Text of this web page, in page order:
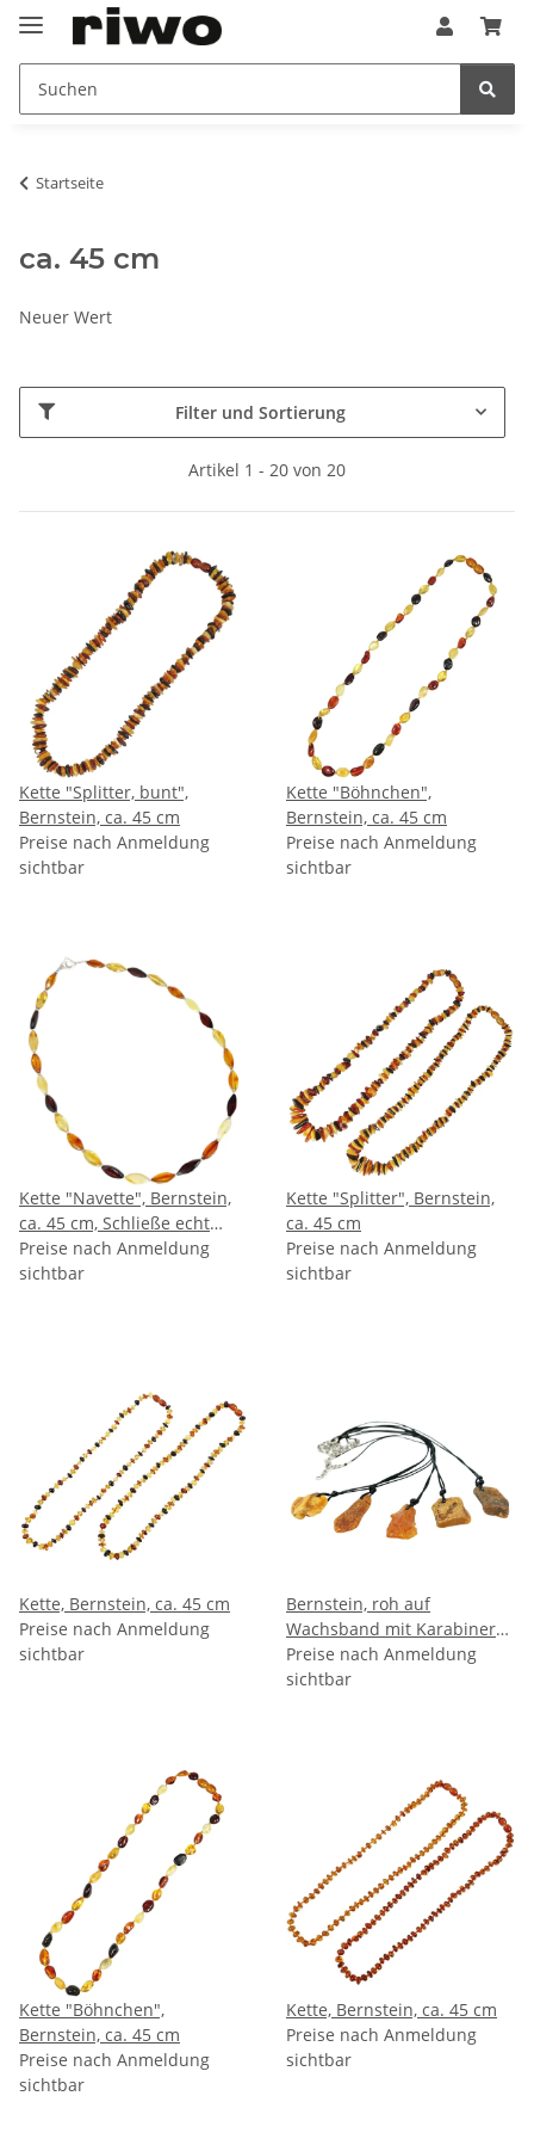
Startseite
ca. 45 cm
Neuer Wert
Filter und Sortierung
Artikel 1 - 20 von 20
Kette "Splitter, bunt",
Bernstein, ca. 45 cm
Preise nach Anmeldung
sichtbar
Kette "Böhnchen",
Bernstein, ca. 45 cm
Preise nach Anmeldung
sichtbar
Kette "Navette", Bernstein,
ca. 45 cm, Schließe echt
Silber
Preise nach Anmeldung
sichtbar
Kette "Splitter", Bernstein,
ca. 45 cm
Preise nach Anmeldung
sichtbar
Kette, Bernstein, ca. 45 cm
Preise nach Anmeldung
sichtbar
Bernstein, roh auf
Wachsband mit Karabiner
und Verlängerungskette
Preise nach Anmeldung
sichtbar
Kette "Böhnchen",
Bernstein, ca. 45 cm
Preise nach Anmeldung
sichtbar
Kette, Bernstein, ca. 45 cm
Preise nach Anmeldung
sichtbar